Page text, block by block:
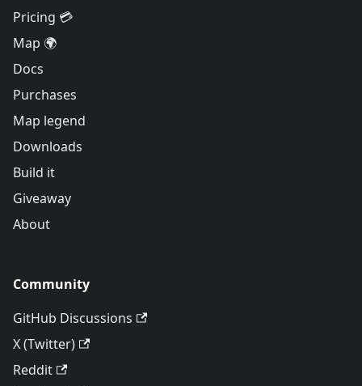
Pricing 💳
Map 🌍
Docs
Purchases
Map legend
Downloads
Build it
Giveaway
About
Community
GitHub Discussions
X (Twitter)
Reddit